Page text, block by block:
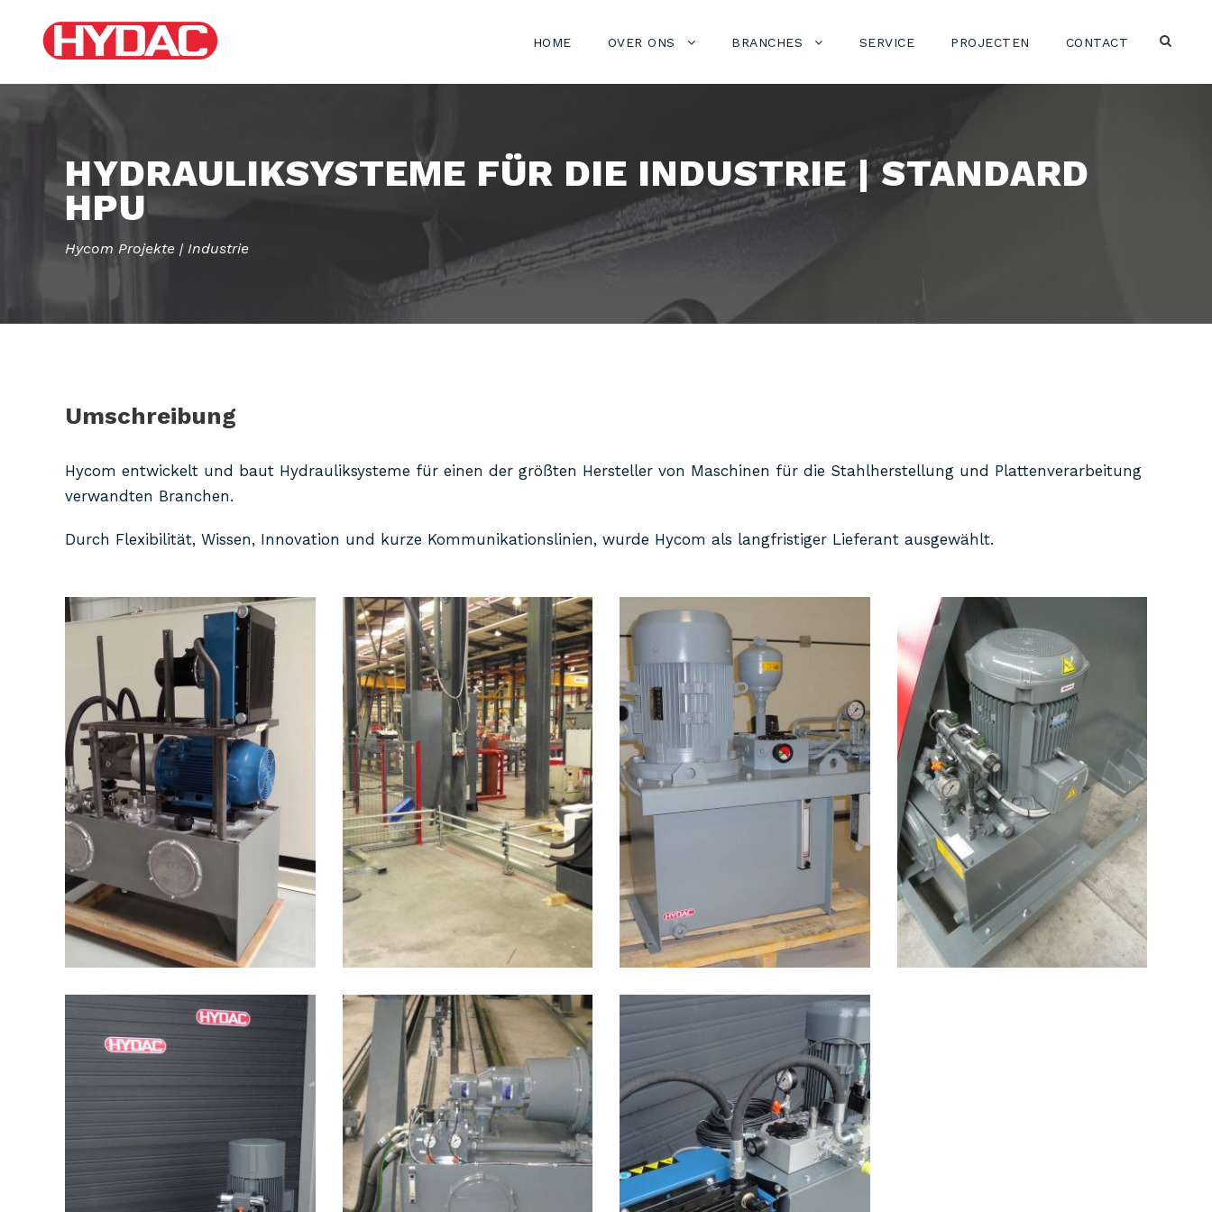
HOME OVER ONS BRANCHES SERVICE PROJECTEN CONTACT
HYDRAULIKSYSTEME FÜR DIE INDUSTRIE | STANDARD
HPU
Hycom Projekte | Industrie
Umschreibung
Hycom entwickelt und baut Hydrauliksysteme für einen der größten Hersteller von Maschinen für die Stahlherstellung und Plattenverarbeitung
verwandten Branchen.
Durch Flexibilität, Wissen, Innovation und kurze Kommunikationslinien, wurde Hycom als langfristiger Lieferant ausgewählt.